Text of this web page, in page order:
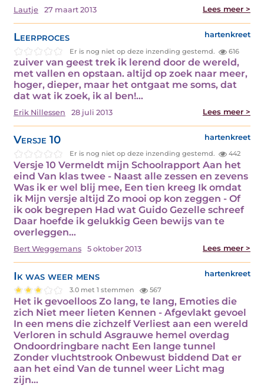
Lautje 27 maart 2013 Lees meer >
Leerproces hartenkreet
Er is nog niet op deze inzending gestemd. 616
zuiver van geest trek ik lerend door de wereld,
met vallen en opstaan. altijd op zoek naar meer,
hoger, dieper, maar het ontgaat me soms, dat
dat wat ik zoek, ik al ben!…
Erik Nillessen 28 juli 2013 Lees meer >
Versje 10 hartenkreet
Er is nog niet op deze inzending gestemd. 442
Versje 10 Vermeldt mijn Schoolrapport Aan het
eind Van klas twee - Naast alle zessen en zevens
Was ik er wel blij mee, Een tien kreeg Ik omdat
ik Mijn versje altijd Zo mooi op kon zeggen - Of
ik ook begrepen Had wat Guido Gezelle schreef
Daar hoefde ik gelukkig Geen bewijs van te
overleggen…
Bert Weggemans 5 oktober 2013 Lees meer >
Ik was weer mens hartenkreet
3.0 met 1 stemmen 567
Het ik gevoelloos Zo lang, te lang, Emoties die
zich Niet meer lieten Kennen - Afgevlakt gevoel
In een mens die zichzelf Verliest aan een wereld
Verloren in schuld Asgrauwe hemel overdag
Ondoordringbare nacht Een lange tunnel
Zonder vluchtstrook Onbewust biddend Dat er
aan het eind Van de tunnel weer Licht mag
zijn…